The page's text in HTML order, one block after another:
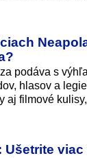
podáva s
hlasov a
aj filmové
viac